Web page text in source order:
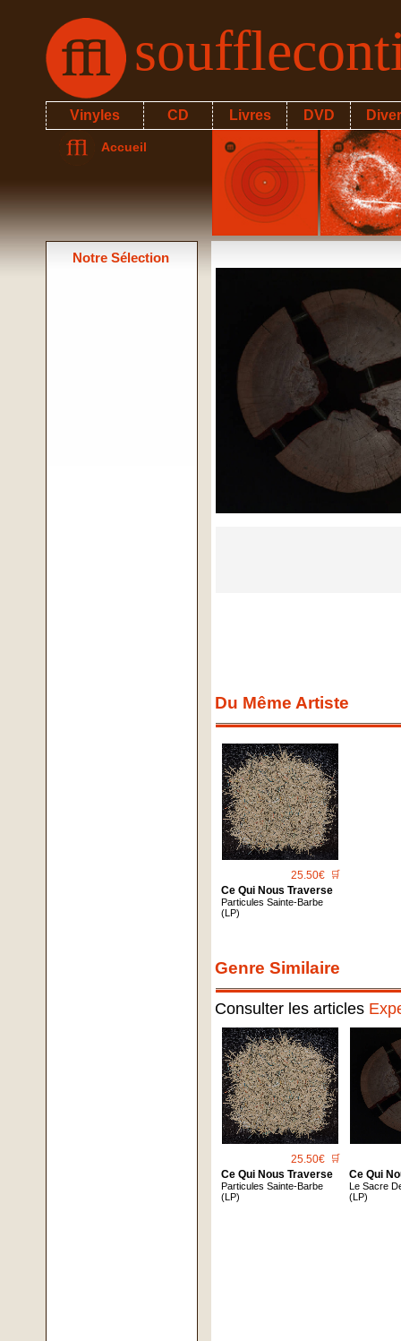
Vinyles CD Livres DVD
Accueil
Notre Sélection
Du Même Artiste
25.50€ 🛒
Ce Qui Nous Traverse
Particules Sainte-Barbe
(LP)
Genre Similaire
Consulter les articles
25.50€ 🛒
Ce Qui Nous Traverse
Particules Sainte-Barbe
(LP)
Ce Qui
Le Sacre
(LP)